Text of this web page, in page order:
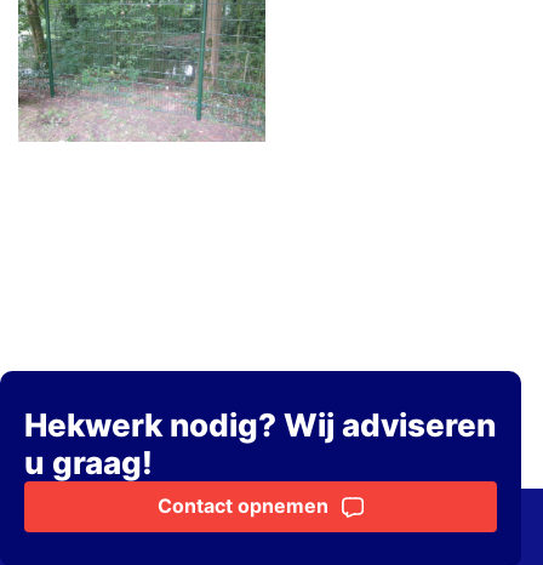
Hekwerk nodig? Wij adviseren
u graag!
Contact opnemen